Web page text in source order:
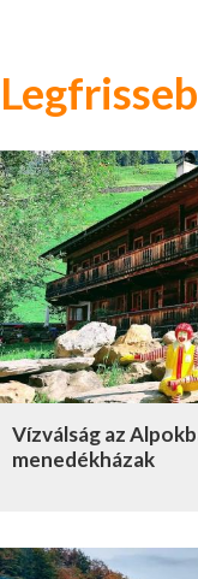
Vízválság az
menedékházak